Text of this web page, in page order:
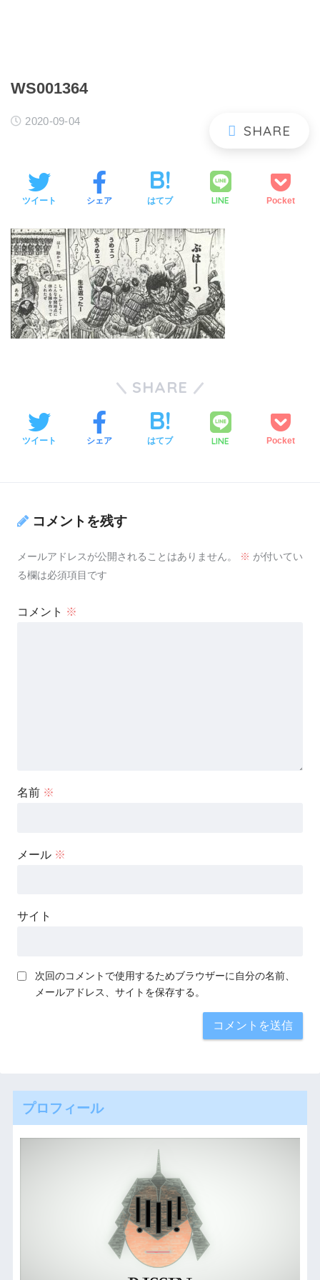
WS001364
2020-09-04
ツイート シェア はてブ LINE Pocket
SHARE
ツイート シェア はてブ LINE Pocket
コメントを残す
メールアドレスが公開されることはありません。 ※ が付いてい
る欄は必須項目です
コメント ※
名前 ※
メール ※
サイト
次回のコメントで使用するためブラウザーに自分の名前、
メールアドレス、サイトを保存する。
プロフィール